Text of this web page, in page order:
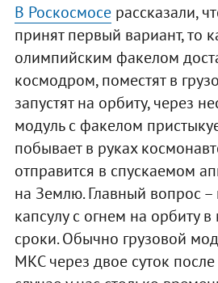
В Роскосмосерассказали,
принят первый вариант, то
олимпийским факелом
космодром, поместят в
запустят на орбиту, через
модуль с факелом
побывает в руках
отправится в спускаемом
на Землю. Главный вопрос –
капсулу с огнем на орбиту
сроки. Обычно грузовой
МКС через двое суток после